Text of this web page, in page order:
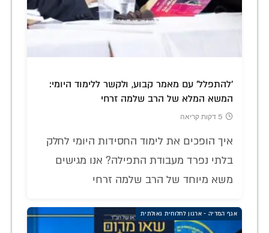
'להתפלל' עם מאמר קבוע, ולקשר ללימוד היומי:
המשא המלא של הרב שלמה זרחי
5 דקות קריאה
איך הופכים את לימוד החסידות היומי לחלק
בלתי נפרד מעבודת התפילה? אנו מגישים
משא מיוחד של הרב שלמה זרחי
אגף המדיה - ארגון לחלוחית גאולתית